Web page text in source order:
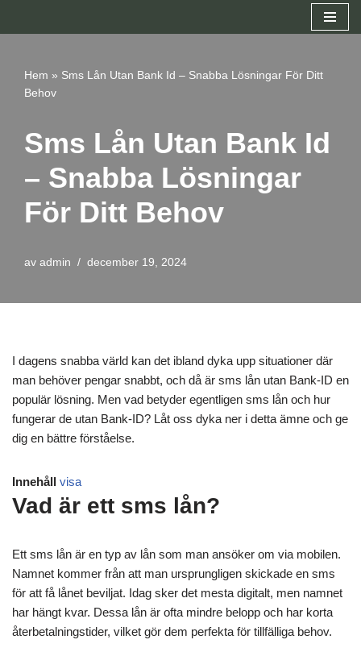
innehåll
Hem » Sms Lån Utan Bank Id – Snabba Lösningar För Ditt
Behov
Sms Lån Utan Bank Id
– Snabba Lösningar
För Ditt Behov
av admin december 19, 2024
I dagens snabba värld kan det ibland dyka upp situationer där
man behöver pengar snabbt, och då är sms lån utan Bank-ID en
populär lösning. Men vad betyder egentligen sms lån och hur
fungerar de utan Bank-ID? Låt oss dyka ner i detta ämne och ge
dig en bättre förståelse.
Innehåll visa
Vad är ett sms lån?
Ett sms lån är en typ av lån som man ansöker om via mobilen.
Namnet kommer från att man ursprungligen skickade en sms
för att få lånet beviljat. Idag sker det mesta digitalt, men namnet
har hängt kvar. Dessa lån är ofta mindre belopp och har korta
återbetalningstider, vilket gör dem perfekta för tillfälliga behov.